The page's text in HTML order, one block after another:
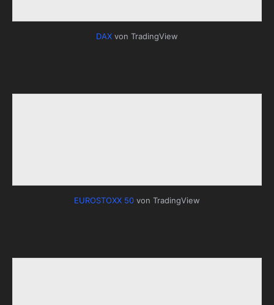
DAX von TradingView
EUROSTOXX 50 von TradingView